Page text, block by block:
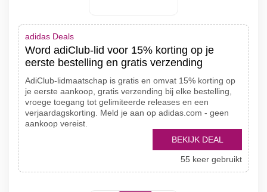
adidas Deals
Word adiClub-lid voor 15% korting op je
eerste bestelling en gratis verzending
AdiClub-lidmaatschap is gratis en omvat 15% korting op
je eerste aankoop, gratis verzending bij elke bestelling,
vroege toegang tot gelimiteerde releases en een
verjaardagskorting. Meld je aan op adidas.com - geen
aankoop vereist.
BEKIJK DEAL
55 keer gebruikt